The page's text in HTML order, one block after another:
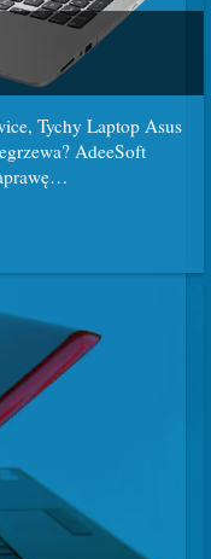
Tychy Laptop Asus
AdeeSoft
…